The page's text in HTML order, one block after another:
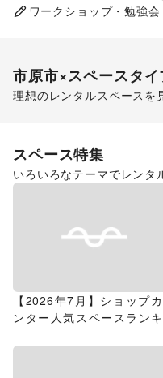
ポップアップストア
ワークショップ・勉強会
市原市×スペースタ
理想のレンタルスペースを
スペース特集
いろいろなテーマでレンタ
【2026年7月】ショップ
ンター人気スペースラン